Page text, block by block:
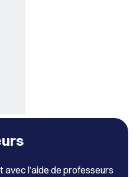
l’aide de professeurs